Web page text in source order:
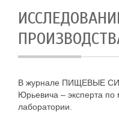
В журнале ПИЩЕВЫЕ
Юрьевича – эксперта по
лаборатории.